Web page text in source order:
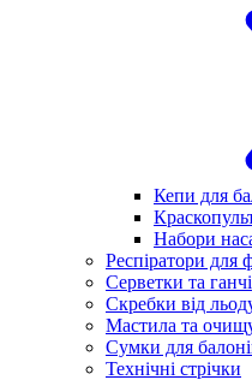
Кепи для
Набори
Респіратори для
Серветки та
Скребки від
Мастила та
Сумки для
Технічні стрічки